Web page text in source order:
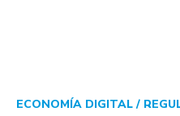
ECONOMÍA DIGITAL /